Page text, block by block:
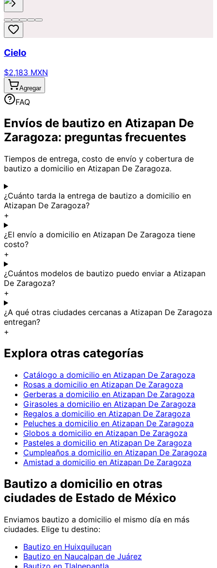
Cielo
$2,183 MXN
Agregar
FAQ
Envíos de bautizo en Atizapan De
Zaragoza: preguntas frecuentes
Tiempos de entrega, costo de envío y cobertura de
bautizo a domicilio en Atizapan De Zaragoza.
¿Cuánto tarda la entrega de bautizo a domicilio en
Atizapan De Zaragoza?
+
¿El envío a domicilio en Atizapan De Zaragoza tiene
costo?
+
¿Cuántos modelos de bautizo puedo enviar a Atizapan
De Zaragoza?
+
¿A qué otras ciudades cercanas a Atizapan De Zaragoza
entregan?
+
Explora otras categorías
Catálogo a domicilio en Atizapan De Zaragoza
Rosas a domicilio en Atizapan De Zaragoza
Gerberas a domicilio en Atizapan De Zaragoza
Girasoles a domicilio en Atizapan De Zaragoza
Regalos a domicilio en Atizapan De Zaragoza
Peluches a domicilio en Atizapan De Zaragoza
Globos a domicilio en Atizapan De Zaragoza
Pasteles a domicilio en Atizapan De Zaragoza
Cumpleaños a domicilio en Atizapan De Zaragoza
Amistad a domicilio en Atizapan De Zaragoza
Bautizo a domicilio en otras
ciudades de Estado de México
Enviamos bautizo a domicilio el mismo día en más
ciudades. Elige tu destino:
Bautizo en Huixquilucan
Bautizo en Naucalpan de Juárez
Bautizo en Tlalnepantla